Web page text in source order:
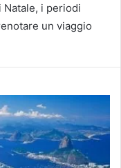
Natale, i periodi
un viaggio